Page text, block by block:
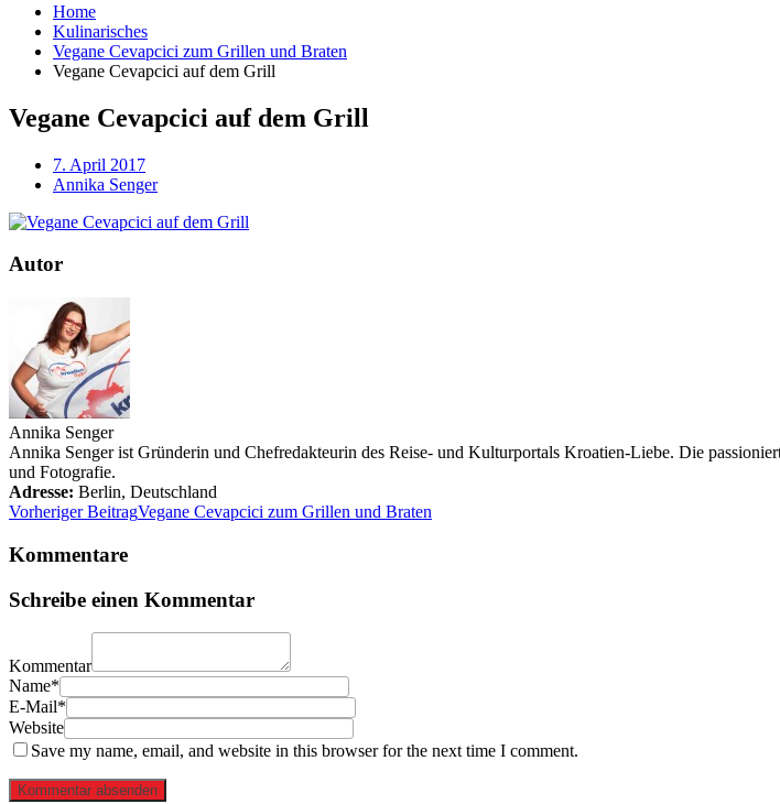
Home
Kulinarisches
Vegane Cevapcici zum Grillen und Braten
Vegane Cevapcici auf dem Grill
Vegane Cevapcici auf dem Grill
7. April 2017
Annika Senger
Autor
Annika Senger
Annika Senger ist Gründerin und Chefredakteurin des Reise- und Kulturportals Kroatien-Liebe. Die
und Fotografie.
Adresse: Berlin, Deutschland
Vorheriger BeitragVegane Cevapcici zum Grillen und Braten
Kommentare
Schreibe einen Kommentar
Kommentar
Name*
E-Mail*
Website
Save my name, email, and website in this browser for the next time I comment.
Kommentar absenden